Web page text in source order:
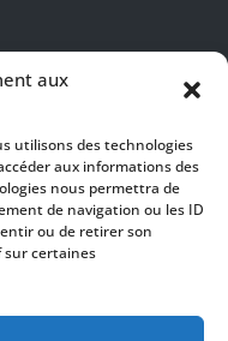
aux
utilisons des technologies
aux informations des
nous permettra de
de navigation ou les ID
ou de retirer son
certaines